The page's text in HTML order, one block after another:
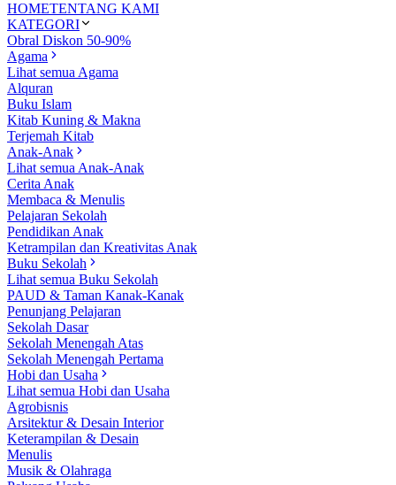
HOMETENTANG KAMI
KATEGORI
Obral Diskon 50-90%
Agama
Lihat semua Agama
Alquran
Buku Islam
Kitab Kuning & Makna
Terjemah Kitab
Anak-Anak
Lihat semua Anak-Anak
Cerita Anak
Membaca & Menulis
Pelajaran Sekolah
Pendidikan Anak
Ketrampilan dan Kreativitas Anak
Buku Sekolah
Lihat semua Buku Sekolah
PAUD & Taman Kanak-Kanak
Penunjang Pelajaran
Sekolah Dasar
Sekolah Menengah Atas
Sekolah Menengah Pertama
Hobi dan Usaha
Lihat semua Hobi dan Usaha
Agrobisnis
Arsitektur & Desain Interior
Keterampilan & Desain
Menulis
Musik & Olahraga